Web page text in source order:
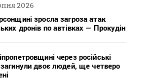
2026
зросла загроза атак
дронів по автівках — Прокудін
через російські
двоє людей, ще четверо